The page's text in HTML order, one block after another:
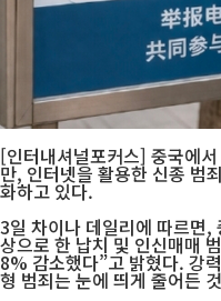
[인터내셔널포커스] 중국에
만, 인터넷을 활용한 신종 범
화하고 있다.
3일 차이나 데일리에 따르면,
상으로 한 납치 및 인신매매
8% 감소했다”고 밝혔다. 강
형 범죄는 눈에 띄게 줄어든